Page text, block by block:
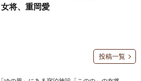
将、重岡愛
投稿一覧